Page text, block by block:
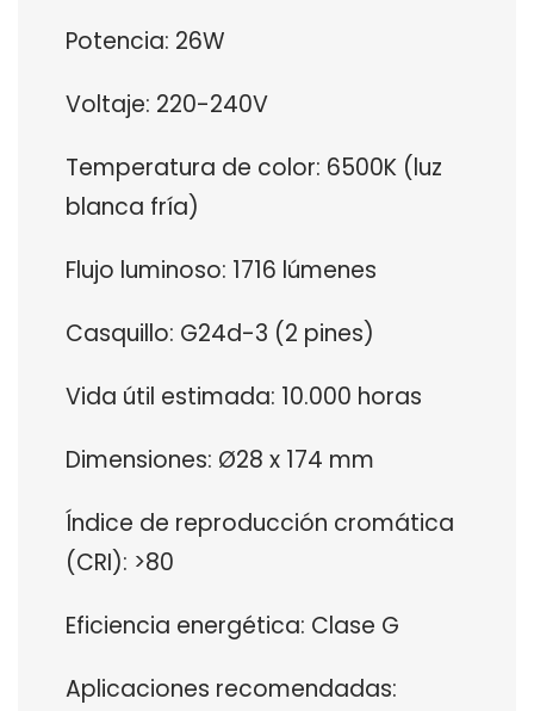
Potencia: 26W
Voltaje: 220-240V
Temperatura de color: 6500K (luz
blanca fría)
Flujo luminoso: 1716 lúmenes
Casquillo: G24d-3 (2 pines)
Vida útil estimada: 10.000 horas
Dimensiones: Ø28 x 174 mm
Índice de reproducción cromática
(CRI): >80
Eficiencia energética: Clase G
Aplicaciones recomendadas: